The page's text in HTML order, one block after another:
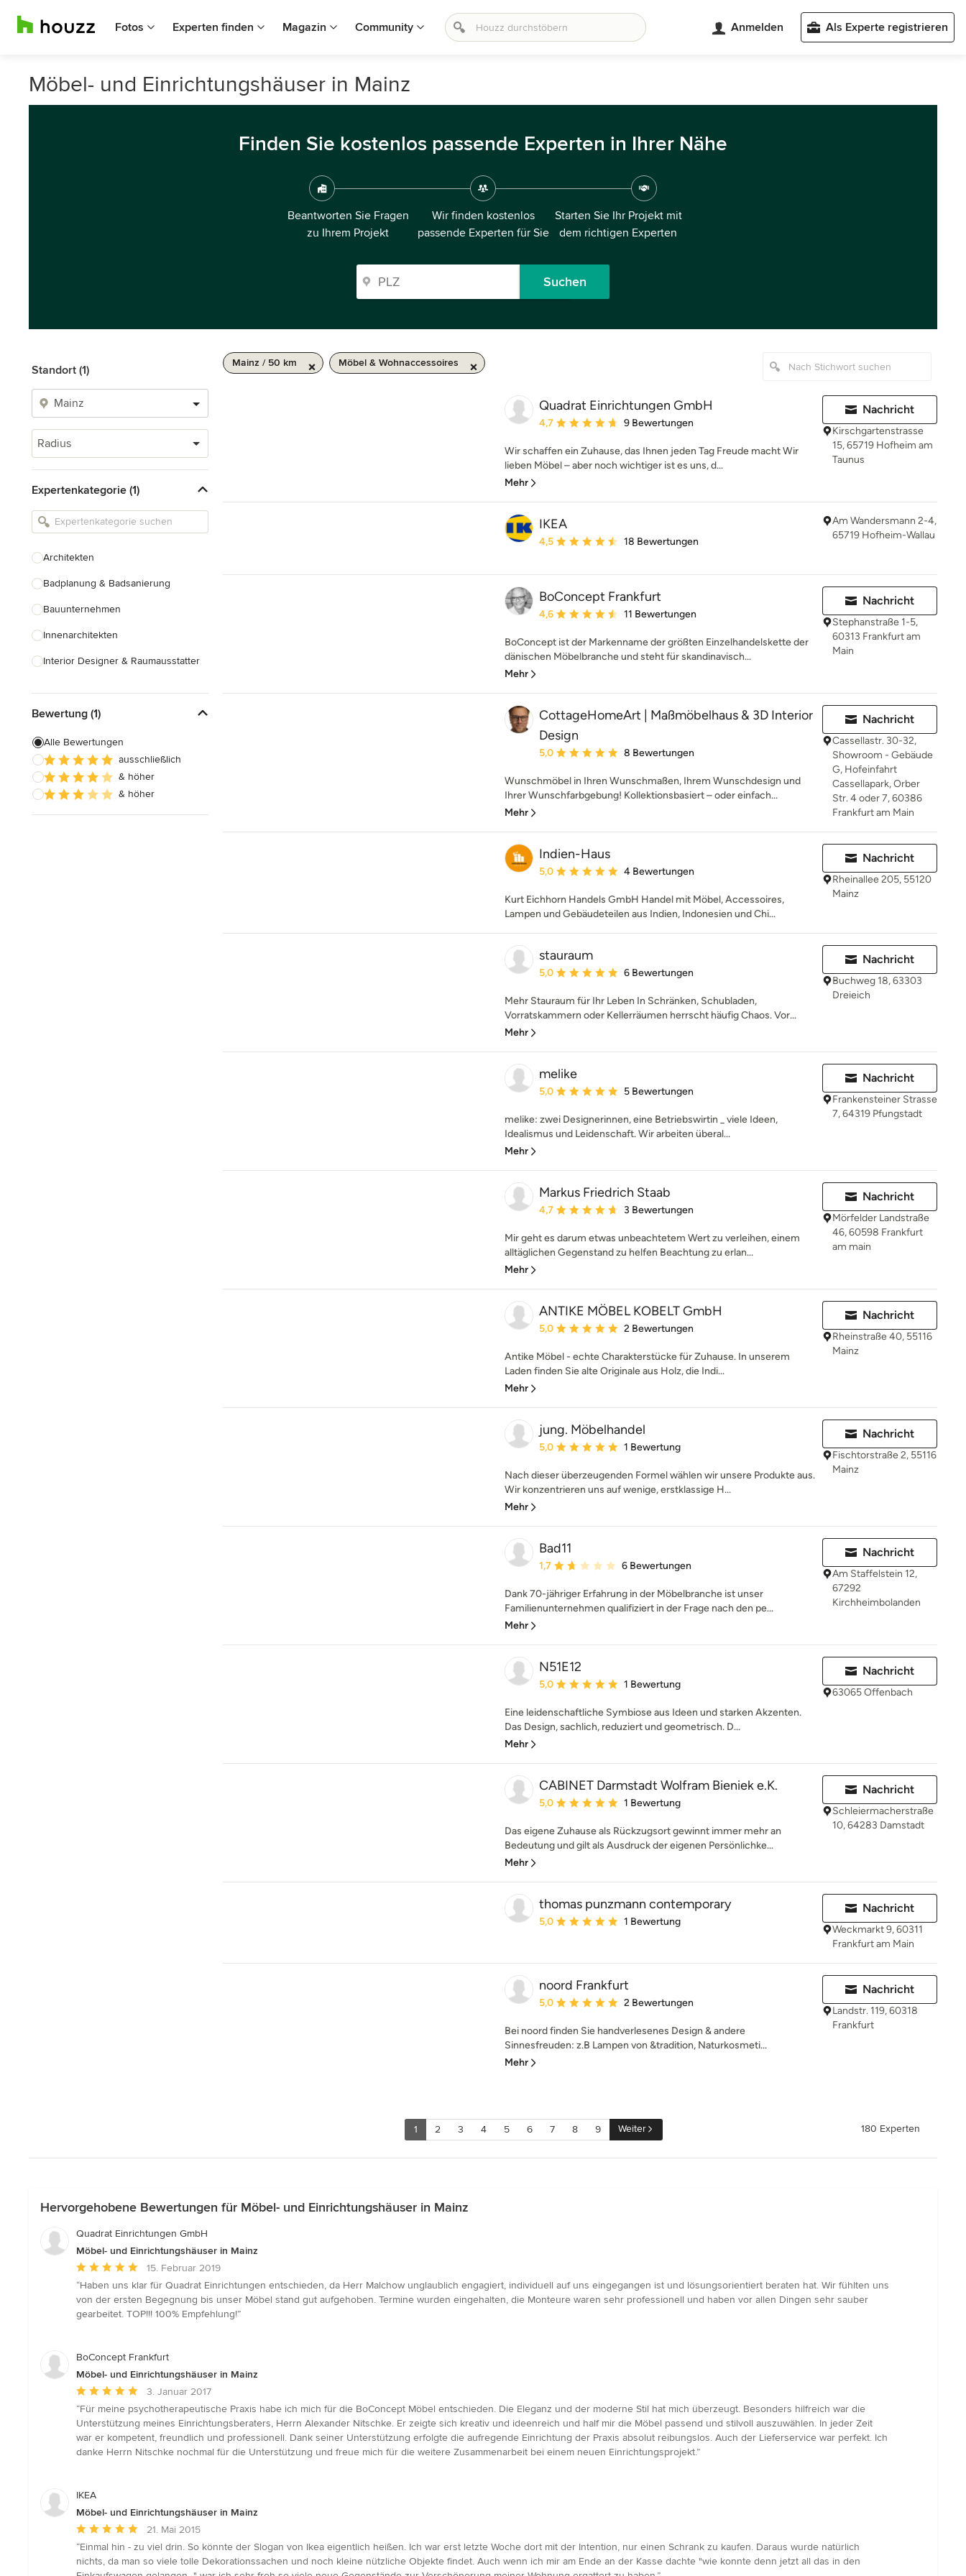
Fotos Experten finden Magazin Community Anmelden Als Experte registrieren
Möbel- und Einrichtungshäuser in Mainz
Finden Sie kostenlos passende Experten in Ihrer Nähe
Beantworten Sie Fragen
zu Ihrem Projekt
Wir finden kostenlos
passende Experten für Sie
Starten Sie Ihr Projekt mit
dem richtigen Experten
Suchen
Standort (1)
Radius
Expertenkategorie (1)
Architekten
Badplanung & Badsanierung
Bauunternehmen
Innenarchitekten
Interior Designer & Raumausstatter
Landschaftsarchitekten
Armaturen & Sanitärbedarf
Beleuchtung
Einbauschränke
Bewertung (1)
Alle Bewertungen
ausschließlich
& höher
& höher
Mainz / 50 km Möbel & Wohnaccessoires
Quadrat Einrichtungen GmbH
Durchschnittliche Bewertung: 4.7 von 5 Sternen
4,7 9 Bewertungen
Wir schaffen ein Zuhause, das Ihnen jeden Tag Freude macht Wir
lieben Möbel – aber noch wichtiger ist es uns, d...
Mehr
Nachricht
Kirschgartenstrasse
15, 65719 Hofheim am
Taunus
IKEA
Durchschnittliche Bewertung: 4.5 von 5 Sternen
4,5 18 Bewertungen
Am Wandersmann 2-4,
65719 Hofheim-Wallau
BoConcept Frankfurt
Durchschnittliche Bewertung: 4.6 von 5 Sternen
4,6 11 Bewertungen
BoConcept ist der Markenname der größten Einzelhandelskette der
dänischen Möbelbranche und steht für skandinavisch...
Mehr
Nachricht
Stephanstraße 1-5,
60313 Frankfurt am
Main
CottageHomeArt | Maßmöbelhaus & 3D Interior
Design
Durchschnittliche Bewertung: 5 von 5 Sternen
5,0 8 Bewertungen
Wunschmöbel in Ihren Wunschmaßen, Ihrem Wunschdesign und
Ihrer Wunschfarbgebung! Kollektionsbasiert – oder einfach...
Mehr
Nachricht
Cassellastr. 30-32,
Showroom - Gebäude
G, Hofeinfahrt
Cassellapark, Orber
Str. 4 oder 7, 60386
Frankfurt am Main
Indien-Haus
Durchschnittliche Bewertung: 5 von 5 Sternen
5,0 4 Bewertungen
Kurt Eichhorn Handels GmbH Handel mit Möbel, Accessoires,
Lampen und Gebäudeteilen aus Indien, Indonesien und Chi...
Nachricht
Rheinallee 205, 55120
Mainz
stauraum
Durchschnittliche Bewertung: 5 von 5 Sternen
5,0 6 Bewertungen
Mehr Stauraum für Ihr Leben In Schränken, Schubladen,
Vorratskammern oder Kellerräumen herrscht häufig Chaos. Vor...
Mehr
Nachricht
Buchweg 18, 63303
Dreieich
melike
Durchschnittliche Bewertung: 5 von 5 Sternen
5,0 5 Bewertungen
melike: zwei Designerinnen, eine Betriebswirtin _ viele Ideen,
Idealismus und Leidenschaft. Wir arbeiten überal...
Mehr
Nachricht
Frankensteiner Strasse
7, 64319 Pfungstadt
Markus Friedrich Staab
Durchschnittliche Bewertung: 4.7 von 5 Sternen
4,7 3 Bewertungen
Mir geht es darum etwas unbeachtetem Wert zu verleihen, einem
alltäglichen Gegenstand zu helfen Beachtung zu erlan...
Mehr
Nachricht
Mörfelder Landstraße
46, 60598 Frankfurt
am main
ANTIKE MÖBEL KOBELT GmbH
Durchschnittliche Bewertung: 5 von 5 Sternen
5,0 2 Bewertungen
Antike Möbel - echte Charakterstücke für Zuhause. In unserem
Laden finden Sie alte Originale aus Holz, die Indi...
Mehr
Nachricht
Rheinstraße 40, 55116
Mainz
jung. Möbelhandel
Durchschnittliche Bewertung: 5 von 5 Sternen
5,0 1 Bewertung
Nach dieser überzeugenden Formel wählen wir unsere Produkte aus.
Wir konzentrieren uns auf wenige, erstklassige H...
Mehr
Nachricht
Fischtorstraße 2, 55116
Mainz
Bad11
Durchschnittliche Bewertung: 1.7 von 5 Sternen
1,7 6 Bewertungen
Dank 70-jähriger Erfahrung in der Möbelbranche ist unser
Familienunternehmen qualifiziert in der Frage nach den pe...
Mehr
Nachricht
Am Staffelstein 12,
67292
Kirchheimbolanden
N51E12
Durchschnittliche Bewertung: 5 von 5 Sternen
5,0 1 Bewertung
Eine leidenschaftliche Symbiose aus Ideen und starken Akzenten.
Das Design, sachlich, reduziert und geometrisch. D...
Mehr
Nachricht
63065 Offenbach
CABINET Darmstadt Wolfram Bieniek e.K.
Durchschnittliche Bewertung: 5 von 5 Sternen
5,0 1 Bewertung
Das eigene Zuhause als Rückzugsort gewinnt immer mehr an
Bedeutung und gilt als Ausdruck der eigenen Persönlichke...
Mehr
Nachricht
Schleiermacherstraße
10, 64283 Damstadt
thomas punzmann contemporary
Durchschnittliche Bewertung: 5 von 5 Sternen
5,0 1 Bewertung
Nachricht
Weckmarkt 9, 60311
Frankfurt am Main
noord Frankfurt
Durchschnittliche Bewertung: 5 von 5 Sternen
5,0 2 Bewertungen
Bei noord finden Sie handverlesenes Design & andere
Sinnesfreuden: z.B Lampen von &tradition, Naturkosmeti...
Mehr
Nachricht
Landstr. 119, 60318
Frankfurt
1 2 3 4 5 6 7 8 9 Weiter 180 Experten
Hervorgehobene Bewertungen für Möbel- und Einrichtungshäuser in Mainz
Quadrat Einrichtungen GmbH
Möbel- und Einrichtungshäuser in Mainz
Durchschnittliche
Bewertung:
5
von
15. Februar 2019
“Haben uns klar für Quadrat Einrichtungen entschieden, da Herr Malchow unglaublich engagiert, individuell auf uns eingegangen ist und lösungsorientiert beraten hat. Wir fühlten uns
von der ersten Begegnung bis unser Möbel stand gut aufgehoben. Termine wurden eingehalten, die Monteure waren sehr professionell und haben vor allen Dingen sehr sauber
gearbeitet. TOP!!! 100% Empfehlung!”
BoConcept Frankfurt
Möbel- und Einrichtungshäuser in Mainz
Durchschnittliche
Bewertung:
5
von
5
3. Januar 2017
“Für meine psychotherapeutische Praxis habe ich mich für die BoConcept Möbel entschieden. Die Eleganz und der moderne Stil hat mich überzeugt. Besonders hilfreich war die
Unterstützung meines Einrichtungsberaters, Herrn Alexander Nitschke. Er zeigte sich kreativ und ideenreich und half mir die Möbel passend und stilvoll auszuwählen. In jeder Zeit
war er kompetent, freundlich und professionell. Dank seiner Unterstützung erfolgte die aufregende Einrichtung der Praxis absolut reibungslos. Auch der Lieferservice war perfekt. Ich
danke Herrn Nitschke nochmal für die Unterstützung und freue mich für die weitere Zusammenarbeit bei einem neuen Einrichtungsprojekt.”
IKEA
Möbel- und Einrichtungshäuser in Mainz
Durchschnittliche
Bewertung:
5
von
21. Mai 2015
“Einmal hin - zu viel drin. So könnte der Slogan von Ikea eigentlich heißen. Ich war erst letzte Woche dort mit der Intention, nur einen Schrank zu kaufen. Daraus wurde natürlich
nichts, da man so viele tolle Dekorationssachen und noch kleine nützliche Objekte findet. Auch wenn ich mir am Ende an der Kasse dachte "wie konnte denn jetzt all das in den